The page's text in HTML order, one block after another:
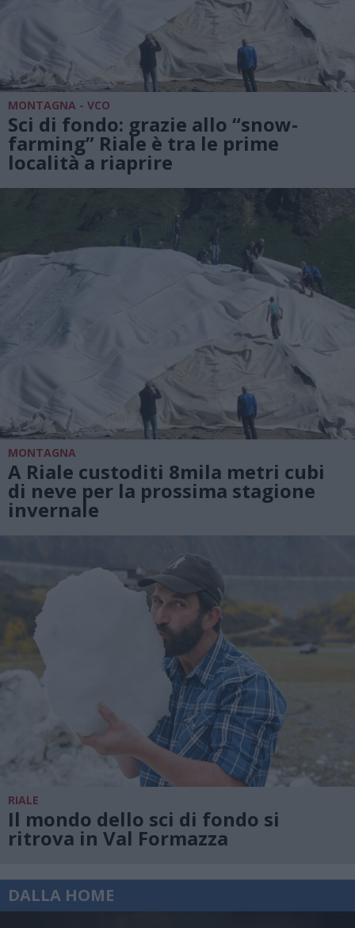
MONTAGNA - VCO
Sci di fondo: grazie allo “snow-
farming” Riale è tra le prime
località a riaprire
MONTAGNA
A Riale custoditi 8mila metri cubi
di neve per la prossima stagione
invernale
RIALE
Il mondo dello sci di fondo si
ritrova in Val Formazza
DALLA HOME